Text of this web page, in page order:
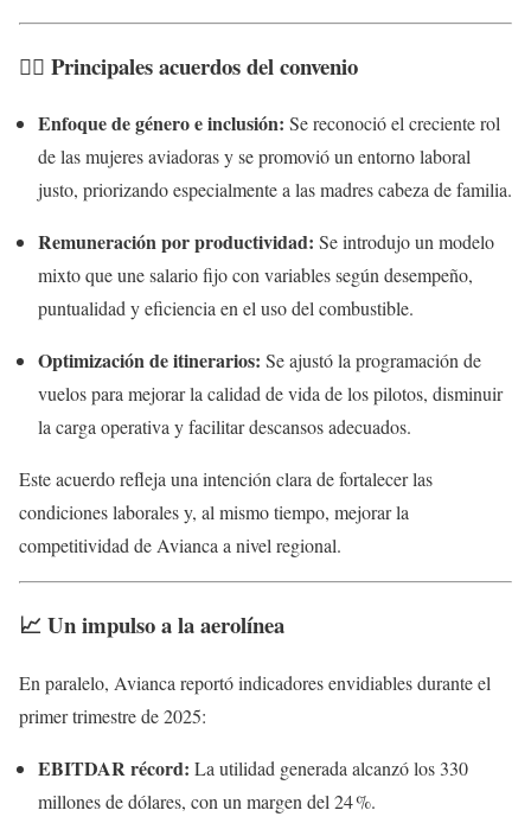
🧑‍✈️ Principales acuerdos del convenio
Enfoque de género e inclusión: Se reconoció el creciente rol
de las mujeres aviadoras y se promovió un entorno laboral
justo, priorizando especialmente a las madres cabeza de familia.
Remuneración por productividad: Se introdujo un modelo
mixto que une salario fijo con variables según desempeño,
puntualidad y eficiencia en el uso del combustible.
Optimización de itinerarios: Se ajustó la programación de
vuelos para mejorar la calidad de vida de los pilotos, disminuir
la carga operativa y facilitar descansos adecuados.
Este acuerdo refleja una intención clara de fortalecer las
condiciones laborales y, al mismo tiempo, mejorar la
competitividad de Avianca a nivel regional.
📈 Un impulso a la aerolínea
En paralelo, Avianca reportó indicadores envidiables durante el
primer trimestre de 2025:
EBITDAR récord: La utilidad generada alcanzó los 330
millones de dólares, con un margen del 24 %.